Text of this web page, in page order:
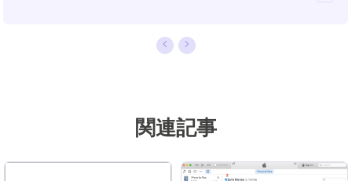
プ、ディスククローン、パーティション・ディス
の方法、SSD換装の方法やディスクの最適化方法
点（2019年8月21日）まで、彼が書いた記事の閲
関連記事